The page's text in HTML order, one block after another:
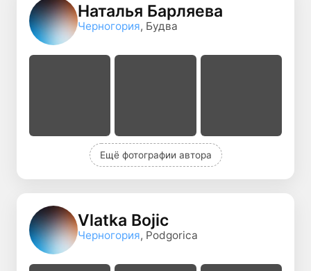
Наталья Барляева
Черногория, Будва
Ещё фотографии автора
Vlatka Bojic
Черногория, Podgorica